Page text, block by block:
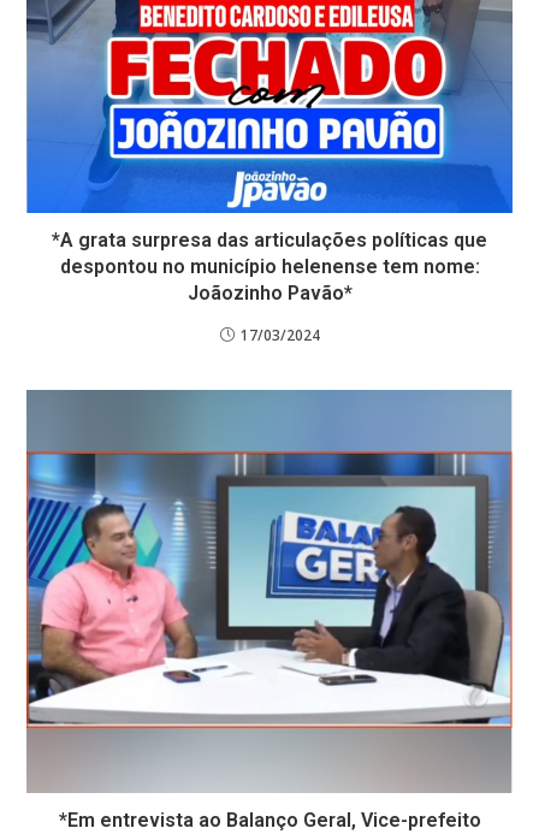
*A grata surpresa das articulações políticas que
despontou no município helenense tem nome:
Joãozinho Pavão*
17/03/2024
*Em entrevista ao Balanço Geral, Vice-prefeito